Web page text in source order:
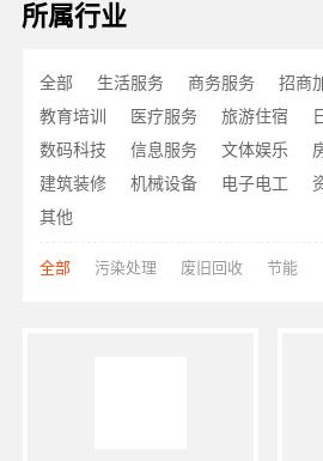
所属行业
全部 生活服务 商务服务 招商
教育培训
医疗服务 旅游住宿
数码科技
信息服务 文体娱乐
建筑装修
机械设备 电子电工
其他
全部 污染处理 废旧回收 节能